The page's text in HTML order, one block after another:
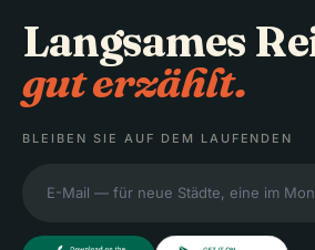
Langsames
gut erzählt.
BLEIBEN SIE AUF DEM LAUFENDEN